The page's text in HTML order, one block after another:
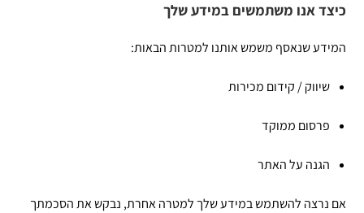
כיצד אנו משתמשים במידע שלך
המידע שנאסף משמש אותנו למטרות הבאות:
שיווק / קידום מכירות
פרסום ממוקד
הגנה על האתר
אם נרצה להשתמש במידע שלך למטרה אחרת, נבקש את הסכמתך